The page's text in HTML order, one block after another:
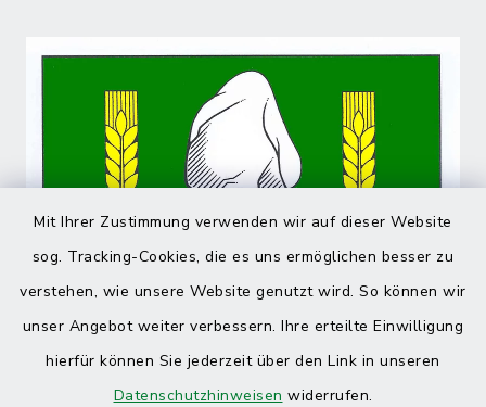
Mit Ihrer Zustimmung verwenden wir auf dieser Website
sog. Tracking-Cookies, die es uns ermöglichen besser zu
verstehen, wie unsere Website genutzt wird. So können wir
unser Angebot weiter verbessern. Ihre erteilte Einwilligung
hierfür können Sie jederzeit über den Link in unseren
Datenschutzhinweisen widerrufen.